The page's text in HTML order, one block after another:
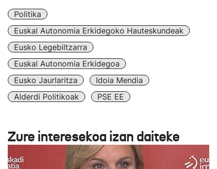
Politika
Euskal Autonomia Erkidegoko Hauteskundeak
Eusko Legebiltzarra
Euskal Autonomia Erkidegoa
Eusko Jaurlaritza
Idoia Mendia
Alderdi Politikoak
PSE EE
Zure interesekoa izan daiteke